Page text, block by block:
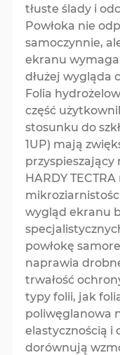
tłuste ślady i
Powłoka nie
samoczynnie,
ekranu wymaga
dłużej wygląda
Folia
część
stosunku do
1UP) mają
przyspieszający
HARDY
wygląd ekranu
powłokę
naprawia
trwałość
typy folii, jak
poliwęglanowa
elastycznością i
dorównują